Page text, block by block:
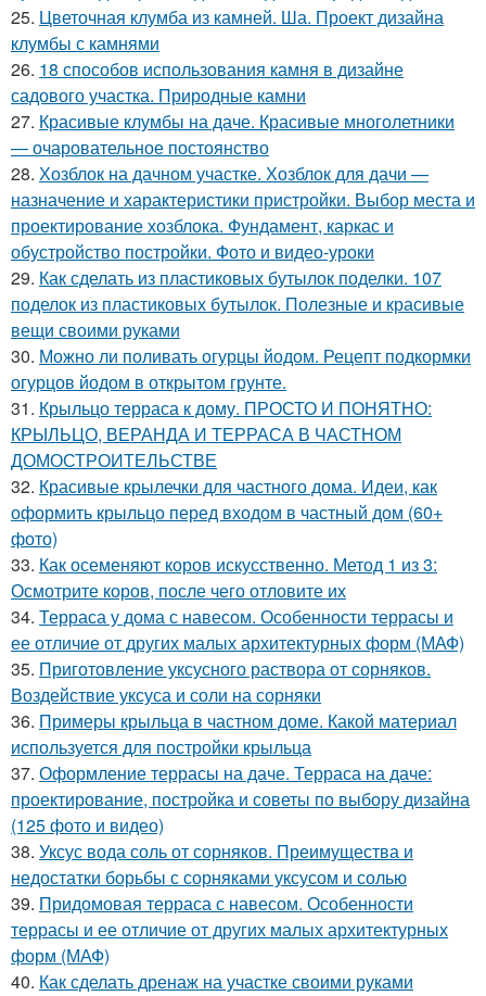
25. Цветочная клумба из камней. Ша. Проект дизайна
клумбы с камнями
26. 18 способов использования камня в дизайне
садового участка. Природные камни
27. Красивые клумбы на даче. Красивые многолетники
— очаровательное постоянство
28. Хозблок на дачном участке. Хозблок для дачи —
назначение и характеристики пристройки. Выбор места и
проектирование хозблока. Фундамент, каркас и
обустройство постройки. Фото и видео-уроки
29. Как сделать из пластиковых бутылок поделки. 107
поделок из пластиковых бутылок. Полезные и красивые
вещи своими руками
30. Можно ли поливать огурцы йодом. Рецепт подкормки
огурцов йодом в открытом грунте.
31. Крыльцо терраса к дому. ПРОСТО И ПОНЯТНО:
КРЫЛЬЦО, ВЕРАНДА И ТЕРРАСА В ЧАСТНОМ
ДОМОСТРОИТЕЛЬСТВЕ
32. Красивые крылечки для частного дома. Идеи, как
оформить крыльцо перед входом в частный дом (60+
фото)
33. Как осеменяют коров искусственно. Метод 1 из 3:
Осмотрите коров, после чего отловите их
34. Терраса у дома с навесом. Особенности террасы и
ее отличие от других малых архитектурных форм (МАФ)
35. Приготовление уксусного раствора от сорняков.
Воздействие уксуса и соли на сорняки
36. Примеры крыльца в частном доме. Какой материал
используется для постройки крыльца
37. Оформление террасы на даче. Терраса на даче:
проектирование, постройка и советы по выбору дизайна
(125 фото и видео)
38. Уксус вода соль от сорняков. Преимущества и
недостатки борьбы с сорняками уксусом и солью
39. Придомовая терраса с навесом. Особенности
террасы и ее отличие от других малых архитектурных
форм (МАФ)
40. Как сделать дренаж на участке своими руками